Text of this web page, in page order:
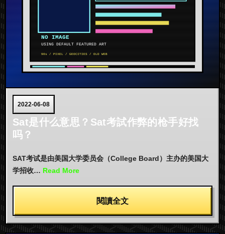
2022-06-08
Sat是什么意思？Sat考試作弊的枪手好找
吗？
SAT考试是由美国大学委员会（College Board）主办的美国大
学招收… Read More
閱讀全文